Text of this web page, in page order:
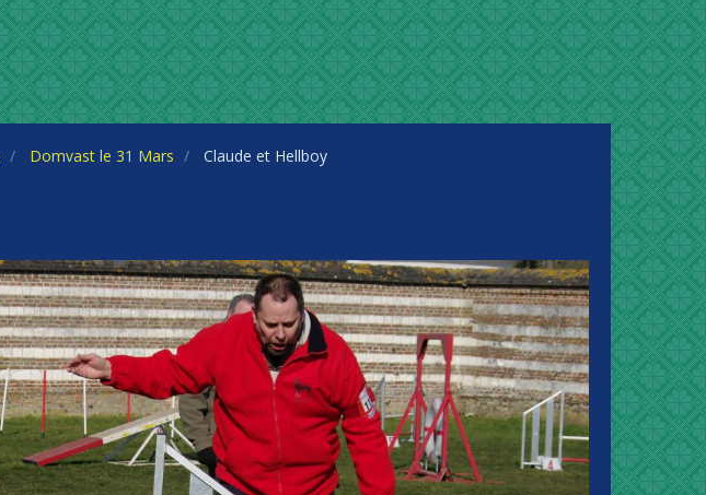
Domvast le 31 Mars Claude et Hellboy